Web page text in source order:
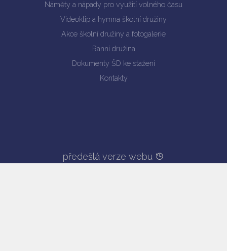
Náměty a nápady pro využití volného času
Videoklip a hymna školní družiny
Akce školní družiny a fotogalerie
Ranní družina
Dokumenty ŠD ke stažení
Kontakty
předešlá verze webu